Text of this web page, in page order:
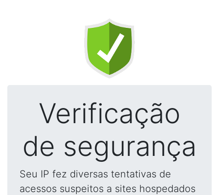
Verificação
de segurança
Seu IP fez diversas tentativas de
acessos suspeitos a sites hospedados